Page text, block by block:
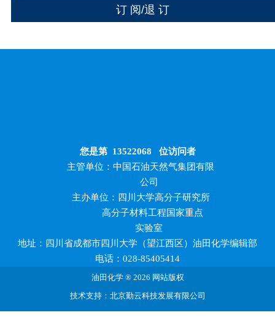
您是第 13522068 位访问者
主管单位：中国石油天然气集团有限
公司
主办单位：四川大学高分子研究所
高分子材料工程国家重点
实验室
地址：四川省成都市四川大学（望江西区）油田化学编辑部
电话：028-85405414
油田化学 ® 2026 网站版权
技术支持：北京勤云科技发展有限公司